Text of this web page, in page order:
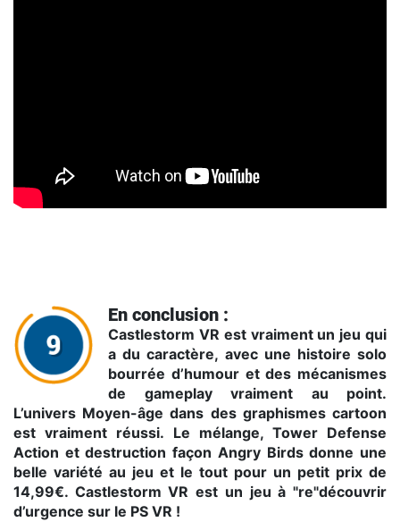
En conclusion :
Castlestorm VR est vraiment un jeu qui
a du caractère, avec une histoire solo
bourrée d’humour et des mécanismes
de gameplay vraiment au point.
L’univers Moyen-âge dans des graphismes cartoon
est vraiment réussi. Le mélange, Tower Defense
Action et destruction façon Angry Birds donne une
belle variété au jeu et le tout pour un petit prix de
14,99€. Castlestorm VR est un jeu à "re"découvrir
d’urgence sur le PS VR !